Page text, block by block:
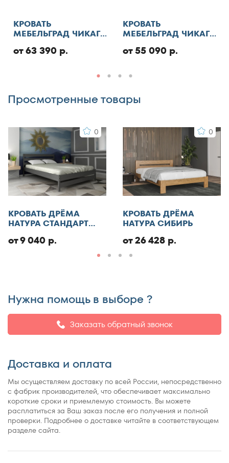
130x185
130x186
130x190
140x185
140x190
140x195
140x200
140x210
145x200
150x185
150x190
150x220
160x180
160x186
160x195
160x200
160x210
160x220
Отменить
Добавить отзыв
КРОВАТЬ
МЕБЕЛЬГРАД ЧИКАГО
от 63 390 р.
КРОВАТЬ
МЕБЕЛЬГРАД ЧИКАГО
от 55 090 р.
Просмотренные товары
0
КРОВАТЬ ДРЁМА
НАТУРА СТАНДАРТ
от 9 040 р.
0
КРОВАТЬ ДРЁМА
НАТУРА СИБИРЬ
от 26 428 р.
Нужна помощь в выборе ?
Заказать обратный звонок
Доставка и оплата
Мы осуществляем доставку по всей России, непосредственно
с фабрик производителей, что обеспечивает максимально
короткие сроки и приемлемую стоимость. Вы можете
расплатиться за Ваш заказ после его получения и полной
проверки. Подробнее о доставке читайте в соответствующем
разделе сайта.